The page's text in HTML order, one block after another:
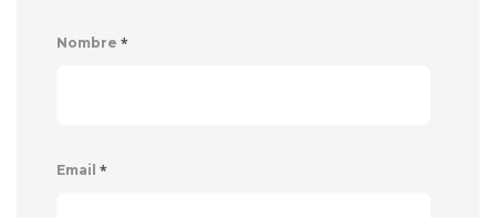
Nombre *
Email *